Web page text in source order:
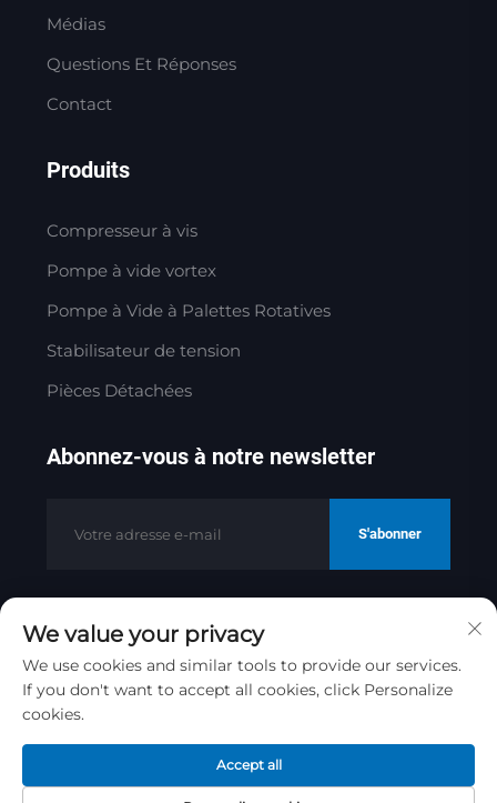
Médias
Questions Et Réponses
Contact
Produits
Compresseur à vis
Pompe à vide vortex
Pompe à Vide à Palettes Rotatives
Stabilisateur de tension
Pièces Détachées
Abonnez-vous à notre newsletter
S'abonner
Copyright © 2025 par Jinan Golden
Bridge Precision Machinery Co.ltd
Politique de confidentialité
Remonter en haut
We value your privacy
We use cookies and similar tools to provide our services.
If you don't want to accept all cookies, click Personalize
cookies.
Accept all